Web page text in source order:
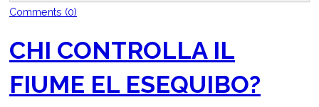
Comments (0)
CHI CONTROLLA IL
FIUME EL ESEQUIBO?